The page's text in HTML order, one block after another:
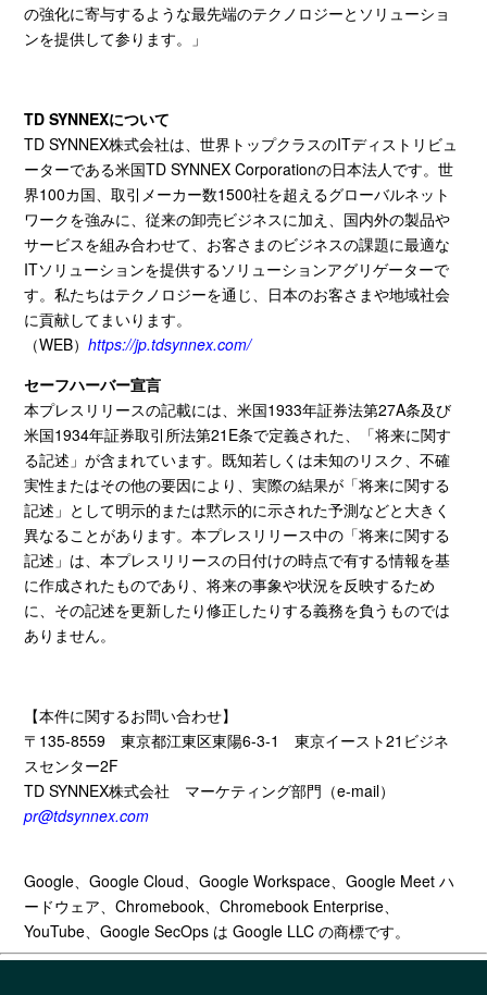
の強化に寄与するような最先端のテクノロジーとソリューショ
ンを提供して参ります。」
TD SYNNEXについて
TD SYNNEX株式会社は、世界トップクラスのITディストリビュ
ーターである米国TD SYNNEX Corporationの日本法人です。世
界100カ国、取引メーカー数1500社を超えるグローバルネット
ワークを強みに、従来の卸売ビジネスに加え、国内外の製品や
サービスを組み合わせて、お客さまのビジネスの課題に最適な
ITソリューションを提供するソリューションアグリゲーターで
す。私たちはテクノロジーを通じ、日本のお客さまや地域社会
に貢献してまいります。
（WEB）https://jp.tdsynnex.com/
セーフハーバー宣言
本プレスリリースの記載には、米国1933年証券法第27A条及び
米国1934年証券取引所法第21E条で定義された、「将来に関す
る記述」が含まれています。既知若しくは未知のリスク、不確
実性またはその他の要因により、実際の結果が「将来に関する
記述」として明示的または黙示的に示された予測などと大きく
異なることがあります。本プレスリリース中の「将来に関する
記述」は、本プレスリリースの日付けの時点で有する情報を基
に作成されたものであり、将来の事象や状況を反映するため
に、その記述を更新したり修正したりする義務を負うものでは
ありません。
【本件に関するお問い合わせ】
〒 135-8559東京都江東区東陽6-3-1東京イースト21 ビジネ
スセンター2F
TD SYNNEX株式会社
マーケティング部門（e-mail）
pr@tdsynnex.com
Google、Google Cloud 、Google Workspace 、Google Meetハ
ードウェア、Chromebook 、Chromebook Enterprise
YouTube 、Google SecOps は Google LLCの商標です。